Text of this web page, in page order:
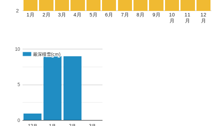
1月 2月 3月 4月 5月 6月 7月 8月 9月
10
月
11
月
12
月
2
0
5
10
最深積雪(cm)
最深積雪(cm)